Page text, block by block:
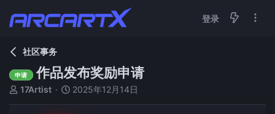
登录
社区事务
申请 作品发布奖励申请
主
17Artist
开
2025年12月14日